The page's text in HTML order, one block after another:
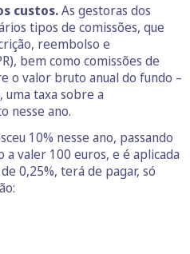
custos.As gestoras dos
tipos de comissões, que
reembolso e
bem como comissões de
o valor bruto anual do fundo –
uma taxa sobre a
nesse ano.
10% nesse ano, passando
a valer 100 euros, e é aplicada
0,25%, terá de pagar, só